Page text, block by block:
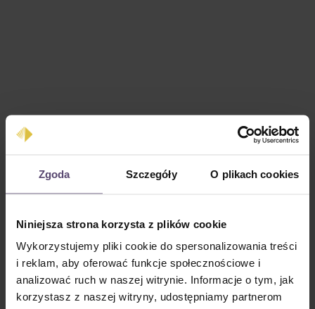
Zgoda Szczegóły O plikach cookies
Niniejsza strona korzysta z plików cookie
Wykorzystujemy pliki cookie do spersonalizowania treści
i reklam, aby oferować funkcje społecznościowe i
analizować ruch w naszej witrynie. Informacje o tym, jak
korzystasz z naszej witryny, udostępniamy partnerom
Biały Szary AntracytCzarny
Ilość produktu: Wprowadź żądaną ilość lub użyj przycisków, aby zwiększyć lub
Do koszyka